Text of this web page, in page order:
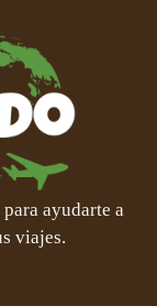
ayudarte a
viajes.